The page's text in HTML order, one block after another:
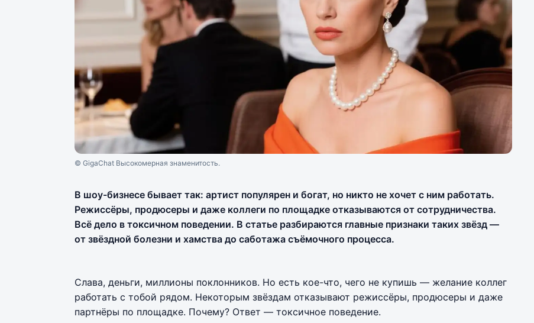
© GigaChat Высокомерная знаменитость.
В шоу-бизнесе бывает так: артист популярен и богат, но никто не хочет с ним работать.
Режиссёры, продюсеры и даже коллеги по площадке отказываются от сотрудничества.
Всё дело в токсичном поведении. В статье разбираются главные признаки таких звёзд —
от звёздной болезни и хамства до саботажа съёмочного процесса.
Слава, деньги, миллионы поклонников. Но есть кое-что, чего не купишь — желание коллег
работать с тобой рядом. Некоторым звёздам отказывают режиссёры, продюсеры и даже
партнёры по площадке. Почему? Ответ — токсичное поведение.